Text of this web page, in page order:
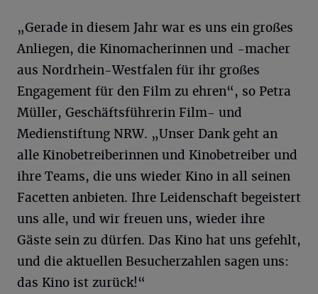
„Gerade in diesem Jahr war es uns ein großes
Anliegen, die Kinomacherinnen und -macher
aus Nordrhein-Westfalen für ihr großes
Engagement für den Film zu ehren“, so Petra
Müller, Geschäftsführerin Film- und
Medienstiftung NRW. „Unser Dank geht an
alle Kinobetreiberinnen und Kinobetreiber und
ihre Teams, die uns wieder Kino in all seinen
Facetten anbieten. Ihre Leidenschaft begeistert
uns alle, und wir freuen uns, wieder ihre
Gäste sein zu dürfen. Das Kino hat uns gefehlt,
und die aktuellen Besucherzahlen sagen uns:
das Kino ist zurück!“